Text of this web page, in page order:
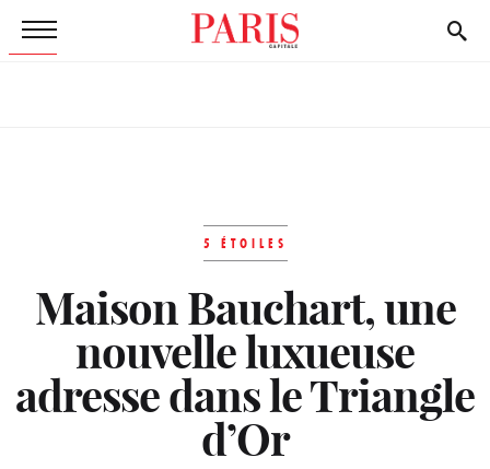
5 ÉTOILES
Maison Bauchart, une
nouvelle luxueuse
adresse dans le Triangle
d’Or